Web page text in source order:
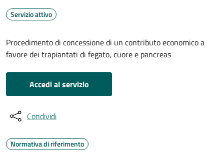
Servizio attivo
Procedimento di concessione di un contributo economico a
favore dei trapiantati di fegato, cuore e pancreas
Accedi al servizio
Condividi
Normativa di riferimento